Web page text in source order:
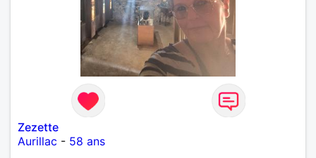
Zezette
Aurillac - 58 ans